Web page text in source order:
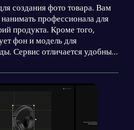
создания фото товара. Вам
профессионала для
продукта. Кроме того,
фон и модель для
Сервис отличается удобный
API с подробной